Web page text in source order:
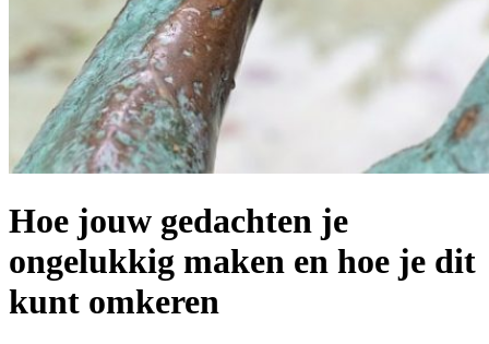
Hoe jouw gedachten je
ongelukkig maken en hoe je dit
kunt omkeren